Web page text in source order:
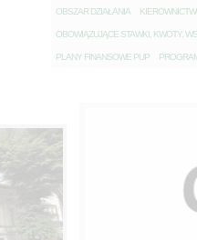
OBSZAR DZIAŁANIA K
OBOWIĄZUJĄCE STAWKI, KWOTY,
PLANY FINANSOWE PUP P